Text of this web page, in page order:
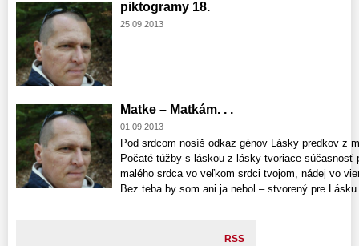
piktogramy 18.
25.09.2013
Matke – Matkám. . .
01.09.2013
Pod srdcom nosíš odkaz génov Lásky predkov z
Počaté túžby s láskou z lásky tvoriace
malého srdca vo veľkom srdci tvojom, nádej vo
Bez teba by som ani ja nebol – stvorený pre
RSS